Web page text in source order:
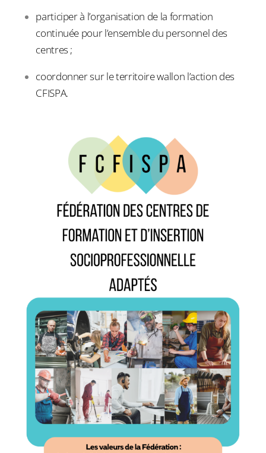
participer à l’organisation de la formation
continuée pour l’ensemble du personnel des
centres ;
coordonner sur le territoire wallon l’action des
CFISPA.